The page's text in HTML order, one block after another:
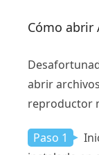
Cómo abrir
abrir archivos
reproductor
Paso 1